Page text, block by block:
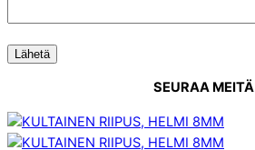
SEURAA MEITÄ